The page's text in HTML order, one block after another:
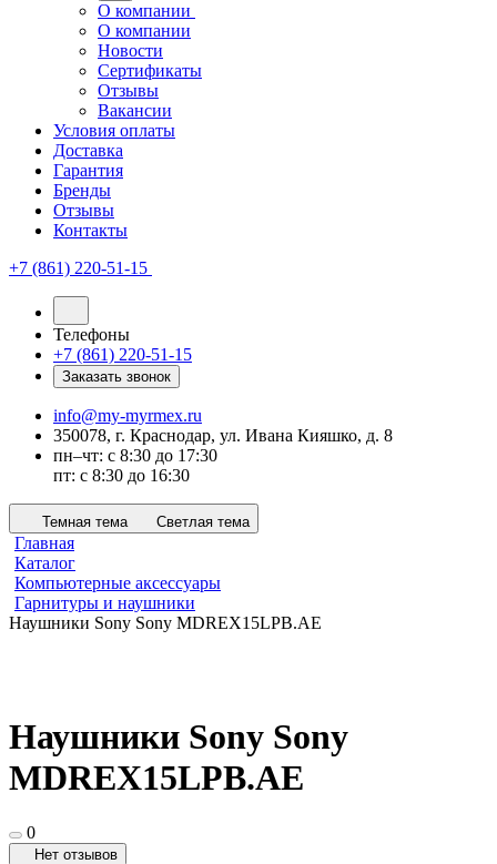
О компании
О компании
Новости
Сертификаты
Отзывы
Вакансии
Условия оплаты
Доставка
Гарантия
Бренды
Отзывы
Контакты
+7 (861) 220-51-15
Телефоны
+7 (861) 220-51-15
Заказать звонок
info@my-myrmex.ru
350078, г. Краснодар, ул. Ивана Кияшко, д. 8
пн–чт: с 8:30 до 17:30
пт: с 8:30 до 16:30
Темная тема Светлая тема
Главная
Каталог
Компьютерные аксессуары
Гарнитуры и наушники
Наушники Sony Sony MDREX15LPB.AE
Наушники Sony Sony
MDREX15LPB.AE
0
Нет отзывов